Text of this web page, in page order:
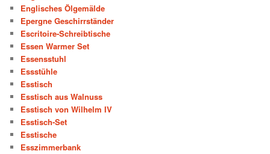
Englisches Ölgemälde
Epergne Geschirrständer
Escritoire-Schreibtische
Essen Warmer Set
Essensstuhl
Essstühle
Esstisch
Esstisch aus Walnuss
Esstisch von Wilhelm IV
Esstisch-Set
Esstische
Esszimmerbank